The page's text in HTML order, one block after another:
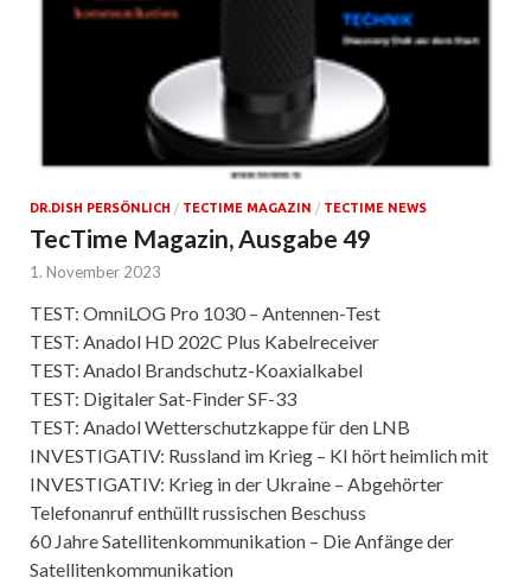
DR.DISH PERSÖNLICH / TECTIME MAGAZIN / TECTIME NEWS
TecTime Magazin, Ausgabe 49
1. November 2023
TEST: OmniLOG Pro 1030 – Antennen-Test
TEST: Anadol HD 202C Plus Kabelreceiver
TEST: Anadol Brandschutz-Koaxialkabel
TEST: Digitaler Sat-Finder SF-33
TEST: Anadol Wetterschutzkappe für den LNB
INVESTIGATIV: Russland im Krieg – KI hört heimlich mit
INVESTIGATIV: Krieg in der Ukraine – Abgehörter
Telefonanruf enthüllt russischen Beschuss
60 Jahre Satellitenkommunikation – Die Anfänge der
Satellitenkommunikation